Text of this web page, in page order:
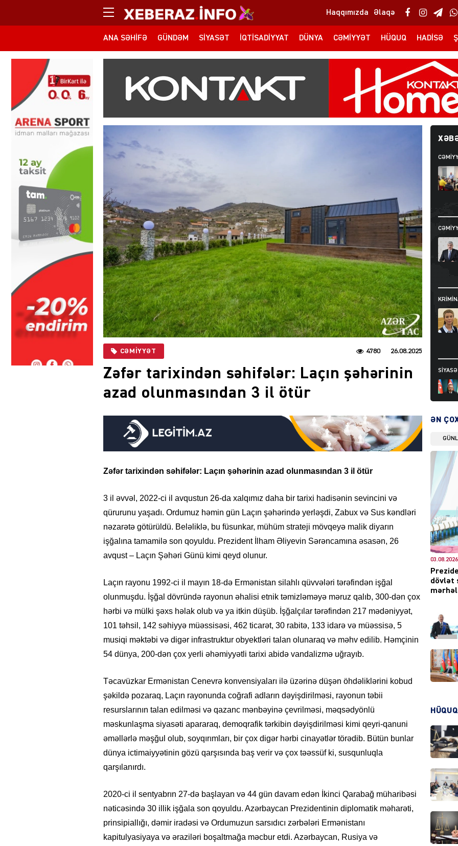
Haqqımızda Əlaqə
ANA SƏHIFƏ GÜNDƏM SIYASƏT İQTISADIYYAT DÜNYA CƏMIYYƏT HÜQUQ HADISƏ
CƏMIYYƏT 26.08.2025
4780
Zəfər tarixindən səhifələr: Laçın şəhərinin
azad olunmasından 3 il ötür
Zəfər tarixindən səhifələr: Laçın şəhərinin azad olunmasından 3 il ötür
3 il əvvəl, 2022-ci il avqustun 26-da xalqımız daha bir tarixi hadisənin sevincini və
qürurunu yaşadı. Ordumuz həmin gün Laçın şəhərində yerləşdi, Zabux və Sus kəndləri
nəzarətə götürüldü. Beləliklə, bu füsunkar, mühüm strateji mövqeyə malik diyarın
işğalına tamamilə son qoyuldu. Prezident İlham Əliyevin Sərəncamına əsasən, 26
avqust – Laçın Şəhəri Günü kimi qeyd olunur.
Laçın rayonu 1992-ci il mayın 18-də Ermənistan silahlı qüvvələri tərəfindən işğal
olunmuşdu. İşğal dövründə rayonun əhalisi etnik təmizləməyə məruz qalıb, 300-dən çox
hərbi və mülki şəxs həlak olub və ya itkin düşüb. İşğalçılar tərəfindən 217 mədəniyyət,
101 təhsil, 142 səhiyyə müəssisəsi, 462 ticarət, 30 rabitə, 133 idarə və müəssisə, 5
musiqi məktəbi və digər infrastruktur obyektləri talan olunaraq və məhv edilib. Həmçinin
54 dünya, 200-dən çox yerli əhəmiyyətli tarixi abidə vandalizmə uğrayıb.
Təcavüzkar Ermənistan Cenevrə konvensiyaları ilə üzərinə düşən öhdəliklərini kobud
şəkildə pozaraq, Laçın rayonunda coğrafi adların dəyişdirilməsi, rayonun təbii
resurslarının talan edilməsi və qazanc mənbəyinə çevrilməsi, məqsədyönlü
məskunlaşma siyasəti apararaq, demoqrafik tərkibin dəyişdirilməsi kimi qeyri-qanuni
əməllərlə məşğul olub, soyqırımları, bir çox digər hərbi cinayətlər törədib. Bütün bunlar
dünya ictimaiyyətinin gözü qarşısında baş verir və çox təəssüf ki, susqunluqla
qarşılanırdı.
2020-ci il sentyabrın 27-də başlayan və 44 gün davam edən İkinci Qarabağ müharibəsi
nəticəsində 30 illik işğala son qoyuldu. Azərbaycan Prezidentinin diplomatik məharəti,
prinsipiallığı, dəmir iradəsi və Ordumuzun sarsıdıcı zərbələri Ermənistanı
kapitulyasiyaya və əraziləri boşaltmağa məcbur etdi. Azərbaycan, Rusiya və
DÜNYA
DÜNYA
XARİCİ
HADISƏ
DÜNYA
ƏN
03.08.2026
dövlət
HÜQUQ